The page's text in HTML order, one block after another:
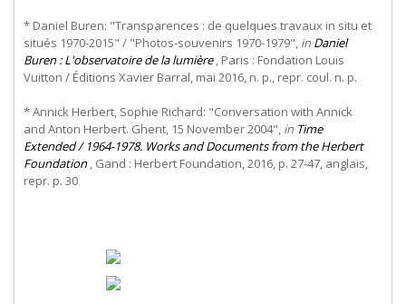
* Daniel Buren: "Transparences : de quelques travaux in situ et
situés 1970-2015" / "Photos-souvenirs 1970-1979", in Daniel
Buren : L'observatoire de la lumière, Paris : Fondation Louis
Vuitton / Éditions Xavier Barral, mai 2016, n. p., repr. coul. n. p.
* Annick Herbert, Sophie Richard: "Conversation with Annick
and Anton Herbert. Ghent, 15 November 2004", in Time
Extended / 1964-1978. Works and Documents from the Herbert
Foundation, Gand : Herbert Foundation, 2016, p. 27-47, anglais,
repr. p. 30